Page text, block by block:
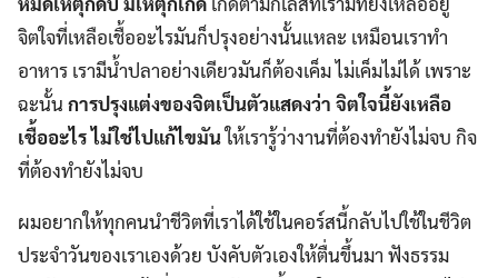
จิตใจที่เหลือเชื้ออะไรมันก็ปรุงอย่างนั้นแหละ เหมือนเราทำ
อาหาร เรามีน้ำปลาอย่างเดียวมันก็ต้องเค็ม ไม่เค็มไม่ได้ เพราะ
ฉะนั้น การปรุงแต่งของจิตเป็นตัวแสดงว่า จิตใจนี้ยังเหลือ
เชื้ออะไร ไม่ใช่ไปแก้ไขมันให้เรารู้ว่างานที่ต้องทำยังไม่จบ กิจ
ที่ต้องทำยังไม่จบ
ผมอยากให้ทุกคนนำชีวิตที่เราได้ใช้ในคอร์สนี้กลับไปใช้ในชีวิต
ประจำวันของเราเองด้วย บังคับตัวเองให้ตื่นขึ้นมา ฟังธรรม